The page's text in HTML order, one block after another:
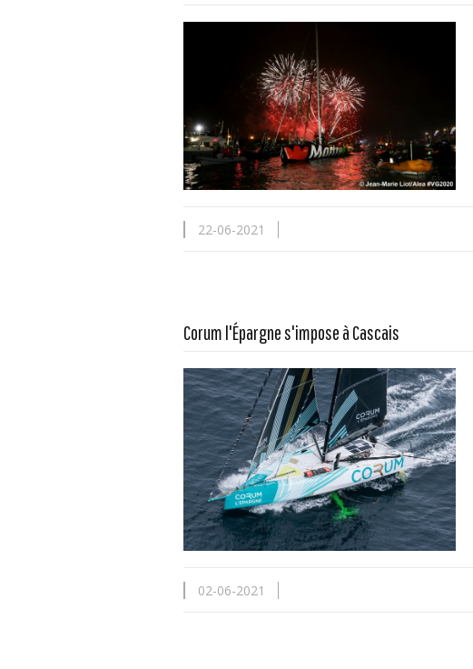
22-06-2021
Corum l'Épargne s'impose à Cascais
En savoir plus...
02-06-2021